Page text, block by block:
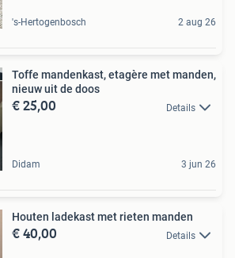
's-Hertogenbosch 2 aug 26
Toffe mandenkast, etagère met manden,
nieuw uit de doos
€ 25,00 Details
Didam 3 jun 26
Houten ladekast met rieten manden
€ 40,00 Details